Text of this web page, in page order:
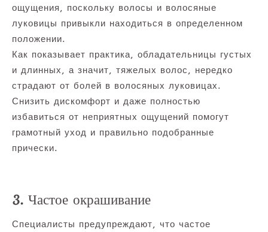
ощущения, поскольку волосы и волосяные
луковицы привыкли находиться в определенном
положении.
Как показывает практика, обладательницы густых
и длинных, а значит, тяжелых волос, нередко
страдают от болей в волосяных луковицах.
Снизить дискомфорт и даже полностью
избавиться от неприятных ощущений помогут
грамотный уход и правильно подобранные
прически.
3. Частое окрашивание
Специалисты предупреждают, что частое